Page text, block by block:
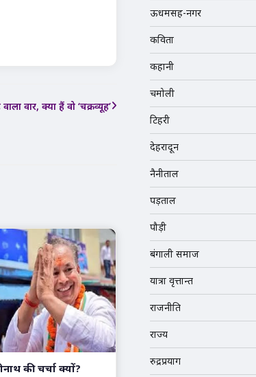
वार, क्या हैं वो ‘चक्रव्यूह’
की चर्चा क्यों?
ऊधमसिंह-नगर
कविता
कहानी
चमोली
टिहरी
देहरादून
नैनीताल
पड़ताल
पौड़ी
बंगाली समाज
यात्रा वृत्तान्त
राजनीति
राज्य
रुद्रप्रयाग